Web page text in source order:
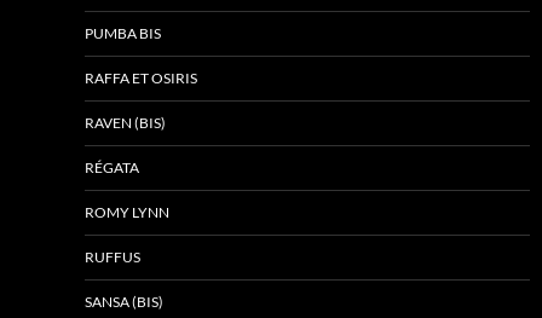
PUMBA BIS
RAFFA ET OSIRIS
RAVEN (BIS)
RÉGATA
ROMY LYNN
RUFFUS
SANSA (BIS)